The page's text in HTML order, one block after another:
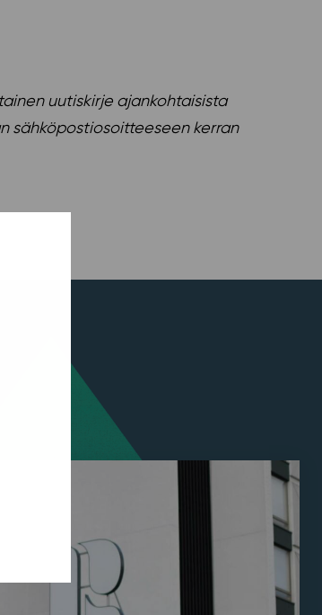
uutiskirje ajankohtaisista
sähköpostiosoitteeseen kerran